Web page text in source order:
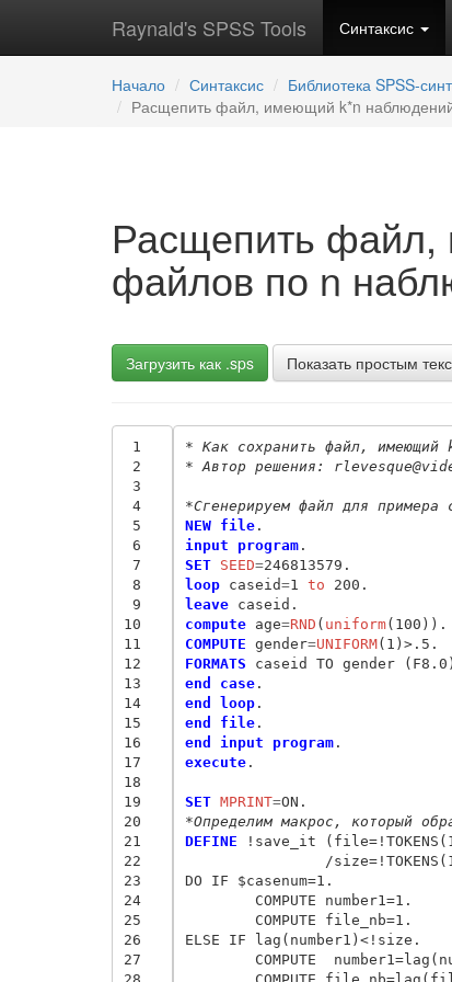
Raynald's SPSS Tools Синтаксис
Начало Синтаксис Библиотека SPSS-
Расщепить файл, имеющий k*n
Расщепить
файлов по n
Загрузить как .sps Показать простым
1
2
3
4
5
6
7
8
9
10
11
12
13
14
15
16
17
18
19
20
21
22
23
24
25
26
27
28
* Как сохранить файл, имеющий
* Автор решения:
*Сгенерируем файл для примера
NEW file
input program
SET SEED=
loop caseid=1 to
leave
compute age=RND ( uniform
COMPUTE gender=UNIFORM
FORMATS
end case
end loop
end file
end input program
execute.
SET MPRINT=
*Определим макрос, который
DEFINE !save_it
DO IF $casenum=1.
ELSE IF lag(number1)<!size.